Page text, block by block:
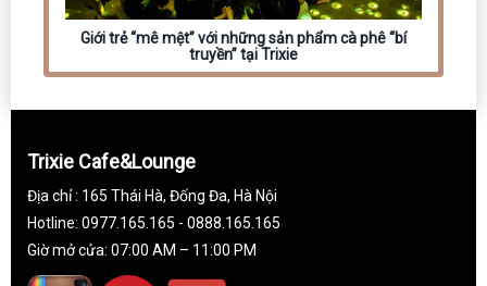
Giới trẻ “mê mệt” với những sản phẩm cà phê “bí
truyền” tại Trixie
Trixie Cafe&Lounge
Địa chỉ : 165 Thái Hà, Đống Đa, Hà Nội
Hotline: 0977.165.165 - 0888.165.165
Giờ mở cửa: 07:00 AM – 11:00 PM